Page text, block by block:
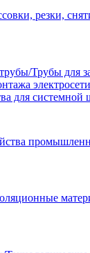
резки,
Трубы для
для